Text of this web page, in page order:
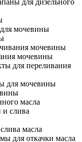
для дизельного
мочевины
мочевины
мочевины
для переливания
для мочевины
масла
и слива
масла
для откачки масла